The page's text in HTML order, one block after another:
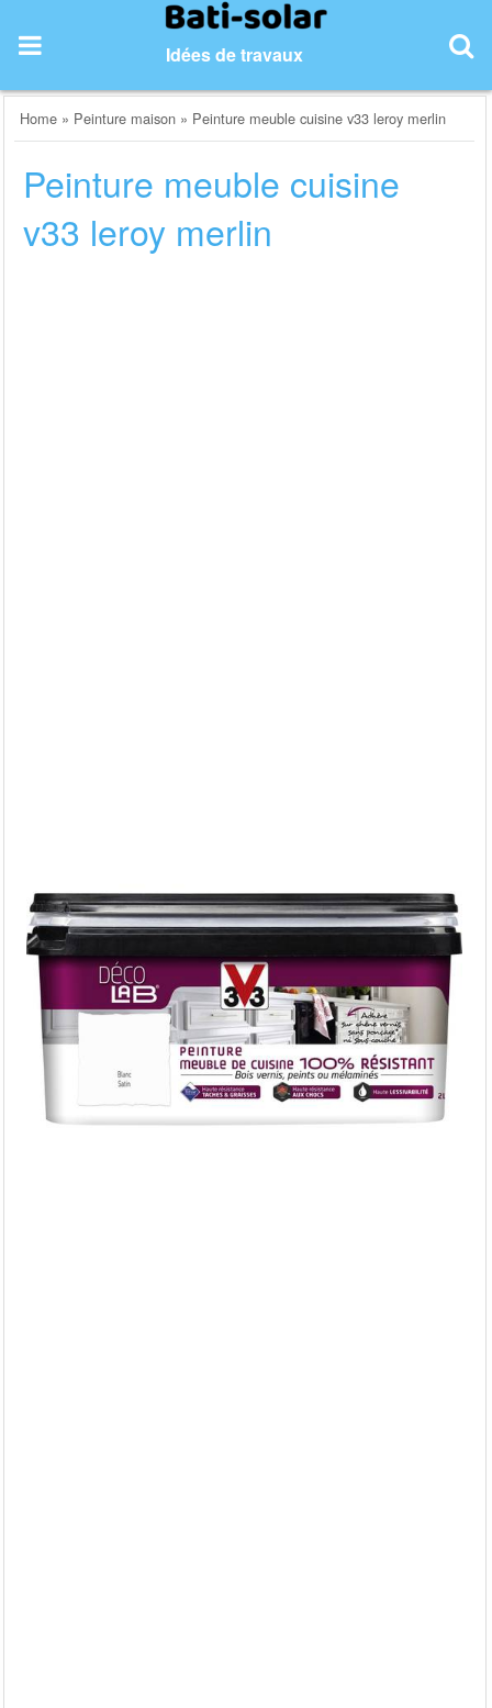
content
Idées de travaux
Home » Peinture maison » Peinture meuble cuisine v33 leroy merlin
Peinture meuble cuisine
v33 leroy merlin